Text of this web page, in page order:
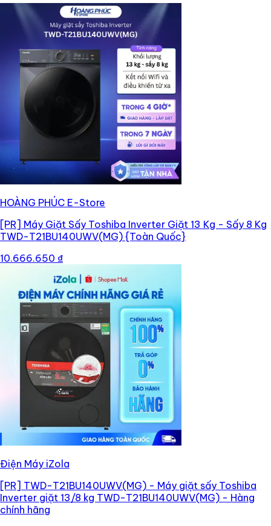
HOÀNG PHÚC E-Store
[PR] Máy Giặt Sấy Toshiba Inverter Giặt 13 Kg - Sấy 8 Kg
TWD-T21BU140UWV(MG) {Toàn Quốc}
10.666.650 ₫
Điện Máy iZola
[PR] TWD-T21BU140UWV(MG) - Máy giặt sấy Toshiba
Inverter giặt 13/8 kg TWD-T21BU140UWV(MG) - Hàng
chính hãng